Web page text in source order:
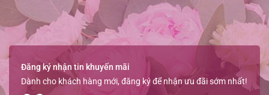
Đăng ký nhận tin khuyến mãi
Dành cho khách hàng mới, đăng ký để nhận ưu đãi sớm nhất!